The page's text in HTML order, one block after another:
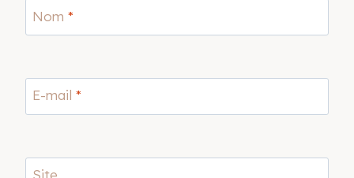
Nom *
E-mail *
Site